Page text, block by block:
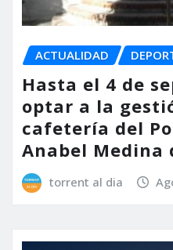
ACTUALIDAD
Hasta el 4 de
optar a la
cafetería del
Anabel Medina
torrent al dia